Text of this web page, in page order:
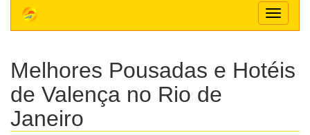
Toggle
Melhores Pousadas e Hotéis
de Valença no Rio de
Janeiro